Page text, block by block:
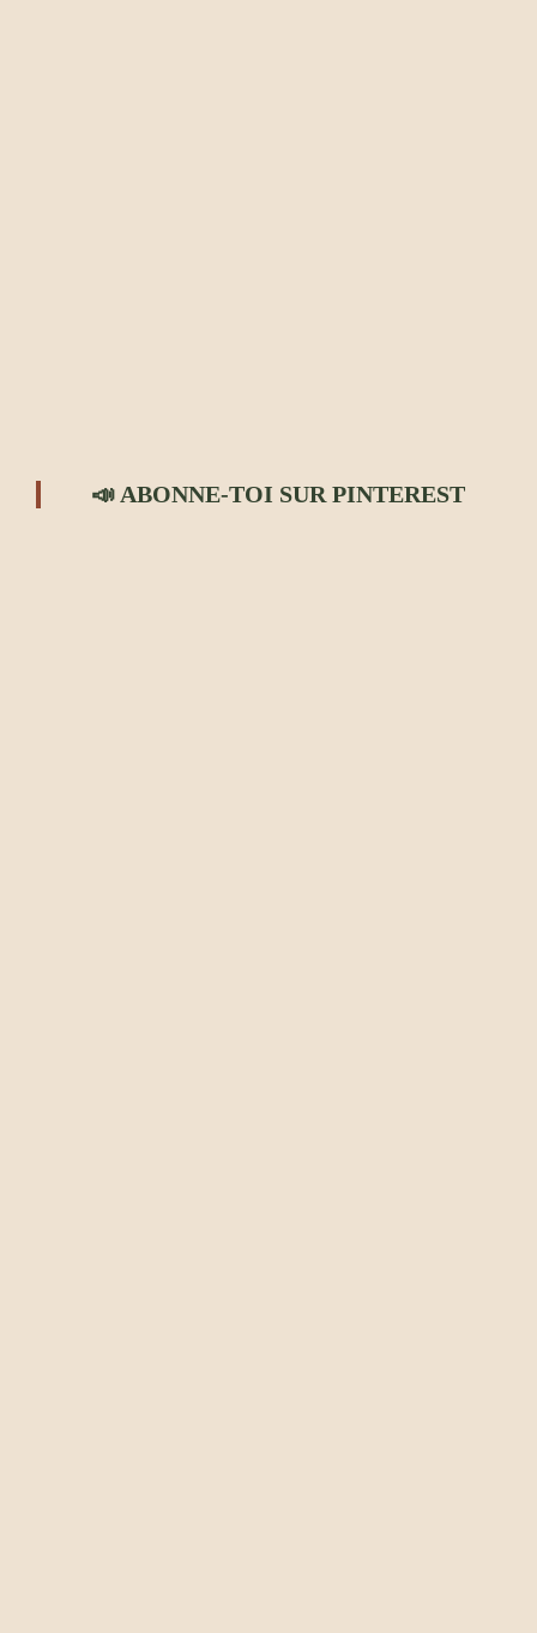
📣 ABONNE-TOI SUR PINTEREST